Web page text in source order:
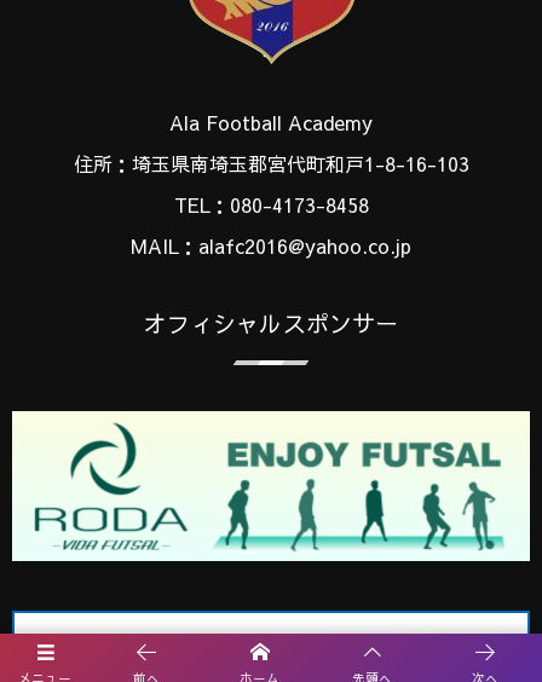
メニュー 前へ ホーム 先頭へ 次へ
Ala Football Academy
住所：埼玉県南埼玉郡宮代町和戸1-8-16-103
TEL：080-4173-8458
MAIL：alafc2016@yahoo.co.jp
オフィシャルスポンサー